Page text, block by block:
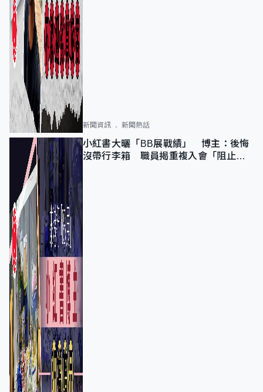
新聞資訊 新聞熱話
小紅書大曬「BB展戰績」 博主：後悔
沒帶行李箱 職員揭重複入會「阻止唔